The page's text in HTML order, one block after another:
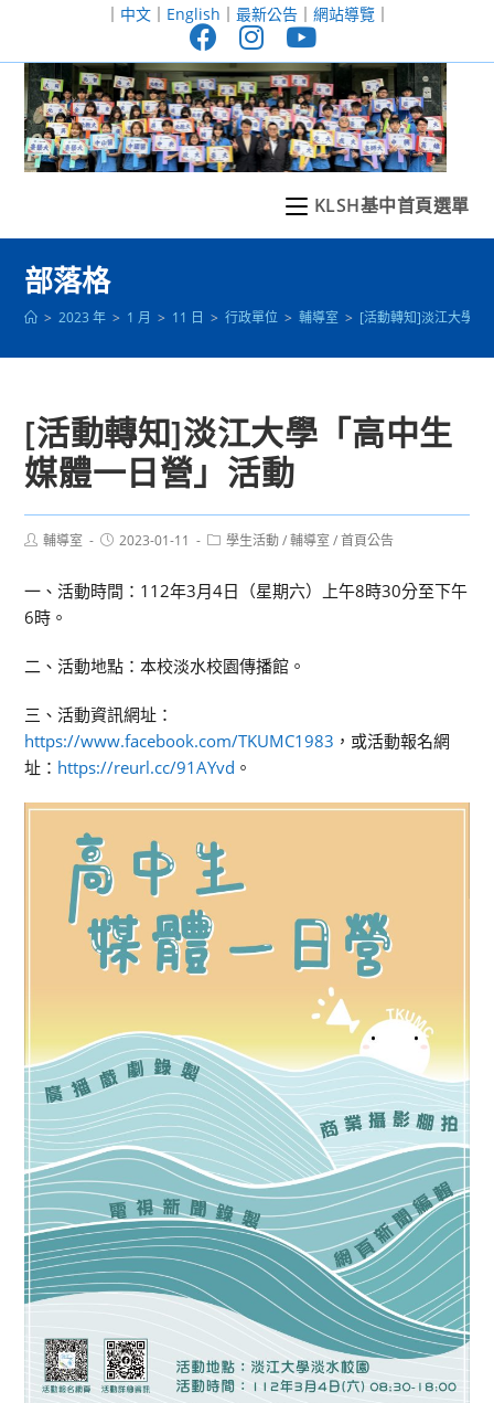
至
｜ 中文｜ English ｜ 最新公告｜ 網站導覽｜
KLSH基中首頁選單
部落格
> 2023 年 > 1 月 > 11 日 > 行政單位 > 輔導室 > [活動轉知]淡江大學「
[活動轉知]淡江大學「高中生
媒體一日營」活動
Post輔導室
Post2023-01-11
Post學生活動 / 輔導室 / 首頁公告
一、活動時間：112年3月4日（星期六）上午8時30分至下午
6時。
二、活動地點：本校淡水校園傳播館。
三、活動資訊網址：
https://www.facebook.com/TKUMC1983 ，或活動報名網
址： https://reurl.cc/91AYvd 。